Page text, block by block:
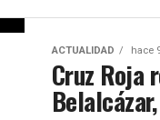
ACTUALIDAD hace
Cruz Roja